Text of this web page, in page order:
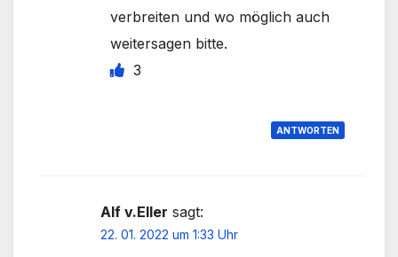
verbreiten und wo möglich auch
weitersagen bitte.
3
ANTWORTEN
Alf v.Eller sagt:
22. 01. 2022 um 1:33 Uhr